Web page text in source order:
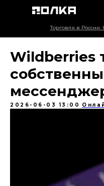
Торговля в России.
Wildberries
2026-06-03 13:00